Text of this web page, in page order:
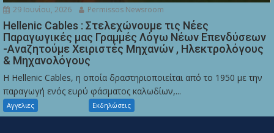
29 Ιουνίου, 2026 Permissos Newsroom
Hellenic Cables : Στελεχώνουμε τις Νέες
Παραγωγικές μας Γραμμές Λόγω Νέων Επενδύσεων
-Αναζητούμε Χειριστές Μηχανών , Ηλεκτρολόγους
& Μηχανολόγους
Η Hellenic Cables, η οποία δραστηριοποιείται από το 1950 με την
παραγωγή ενός ευρύ φάσματος καλωδίων,...
Αγγελιες Εκδηλώσεις